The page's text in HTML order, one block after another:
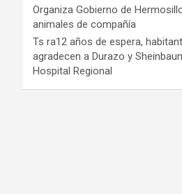
Organiza Gobierno de
animales de compañía
Ts ra12 años de espera,
agradecen a Durazo y
Hospital Regional